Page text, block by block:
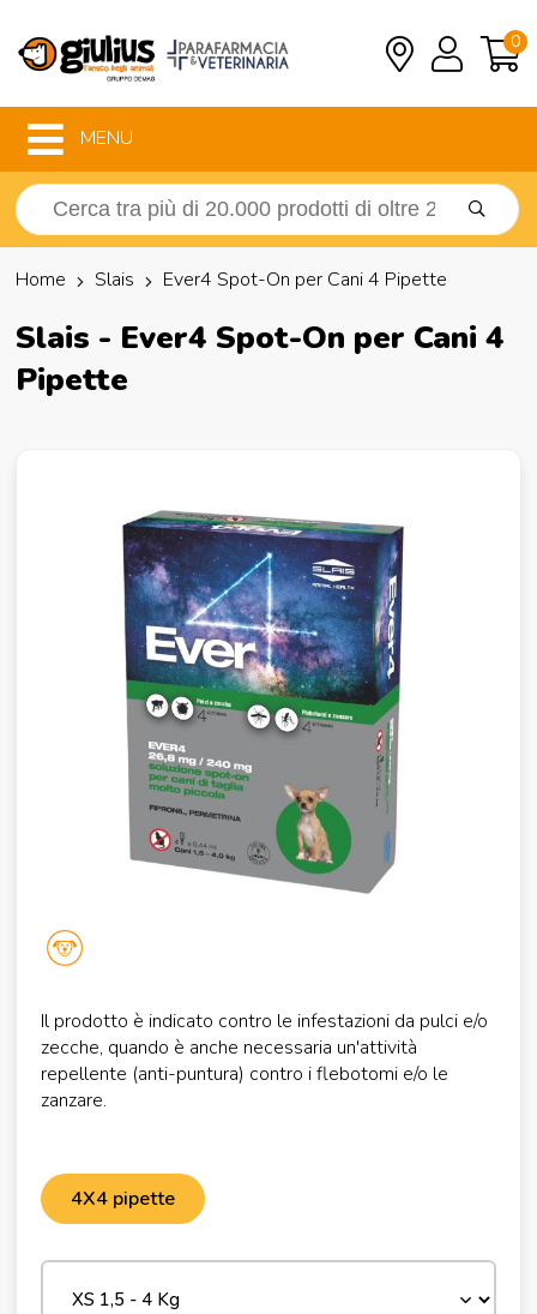
0
MENU
Home Slais Ever4 Spot-On per Cani 4 Pipette
Slais - Ever4 Spot-On per Cani 4
Pipette
Il prodotto è indicato contro le infestazioni da pulci e/o
zecche, quando è anche necessaria un'attività
repellente (anti-puntura) contro i flebotomi e/o le
zanzare.
4X4 pipette